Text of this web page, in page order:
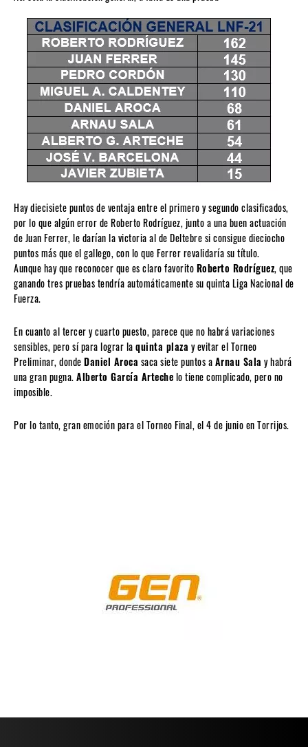
Hay diecisiete puntos de ventaja entre el primero y segundo clasificados,
por lo que algún error de Roberto Rodríguez, junto a una buen actuación
de Juan Ferrer, le darían la victoria al de Deltebre si consigue dieciocho
puntos más que el gallego, con lo que Ferrer revalidaría su título.
Aunque hay que reconocer que es claro favoritoRoberto Rodríguez, que
ganando tres pruebas tendría automáticamente su quinta Liga Nacional de
Fuerza.
En cuanto al tercer y cuarto puesto, parece que no habrá variaciones
sensibles, pero sí para lograr laquinta plaza y evitar el Torneo
Preliminar, dondeDaniel Aroca saca siete puntos aArnau Sala y habrá
una gran pugna.Alberto García Artechelo tiene complicado, pero no
imposible.
Por lo tanto, gran emoción para el Torneo Final, el 4 de junio en Torrijos.